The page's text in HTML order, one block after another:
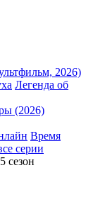
2026)
Легенда об
(2026)
Время
серии
сезон